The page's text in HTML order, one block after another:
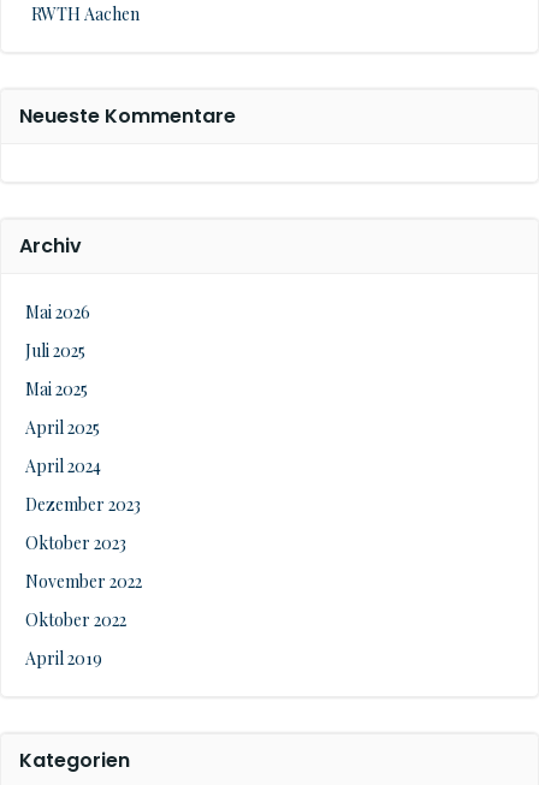
RWTH Aachen
Neueste Kommentare
Archiv
Mai 2026
Juli 2025
Mai 2025
April 2025
April 2024
Dezember 2023
Oktober 2023
November 2022
Oktober 2022
April 2019
Kategorien